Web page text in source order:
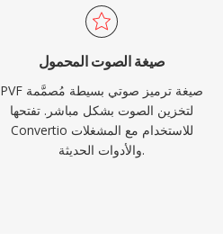
صيغة الصوت المحمول
PVF صيغة ترميز صوتي بسيطة مُصمَّمة
لتخزين الصوت بشكل مباشر. تفتحها
Convertio للاستخدام مع المشغلات
والأدوات الحديثة.